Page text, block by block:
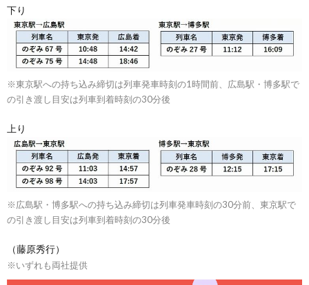
下り
※東京駅への持ち込み締切は列車発車時刻の1時間前、広島駅・博多駅で
の引き渡し目安は列車到着時刻の30分後
上り
※広島駅・博多駅への持ち込み締切は列車発車時刻の30分前、東京駅で
の引き渡し目安は列車到着時刻の30分後
（藤原秀行）
※いずれも両社提供